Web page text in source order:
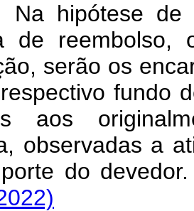
hipótese de
de
serão os
fundo
aos
observadas a
porte do